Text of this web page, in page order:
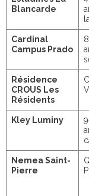
Blancarde
Cardinal
Campus Prado
Résidence
CROUS Les
Résidents
Kley Luminy
Nemea Saint-
Pierre